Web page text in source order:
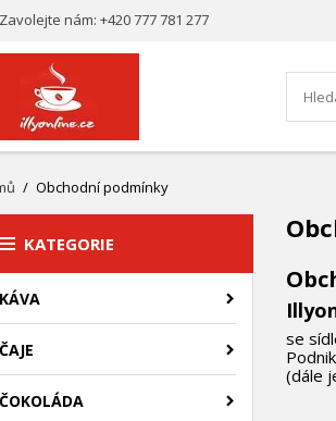
Zavolejte nám: +420 777 781 277
Obchodní podmínky
KATEGORIE
KÁVA
ČAJE
ČOKOLÁDA
se
(dále